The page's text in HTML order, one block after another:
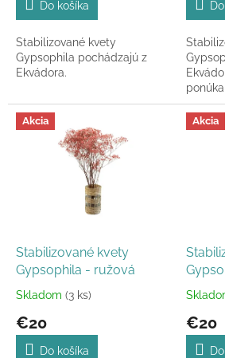
5,0
5
hviezdičiek.
Do košíka
Stabilizované kvety
Gypsophila pochádzajú z
Ekvádora.
5,0
5
Akcia
Stabilizované kvety
Gypsophila - ružová
Priemerné
produktu
Skladom (3 ks)
€20
Do košíka
Akcia
produktu
€20